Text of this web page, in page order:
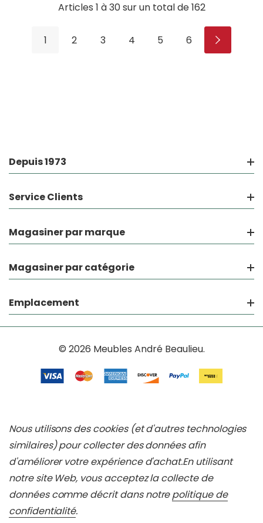
Articles 1 à30sur un total de162
1 2 3 4 5 6
Depuis 1973
Service Clients
Magasiner par marque
Magasiner par catégorie
Emplacement
© 2026 Meubles André Beaulieu.
Nous utilisons des cookies (et d'autres technologies
similaires) pour collecter des données afin
d'améliorer votre expérience d'achat.En utilisant
notre site Web, vous acceptez la collecte de
données comme décrit dans notrepolitique de
confidentialité.